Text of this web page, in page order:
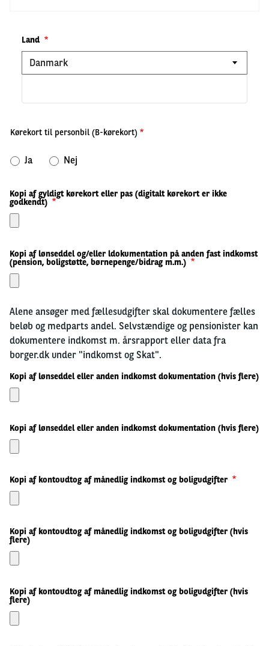
Land
Street
3
Kørekort til personbil (B-kørekort)
Ja Nej
Kopi af gyldigt kørekort eller pas (digitalt kørekort er ikke
godkendt)
Kopi af lønseddel og/eller ldokumentation på anden fast indkomst
(pension, boligstøtte, børnepenge/bidrag m.m.)
Alene ansøger med fællesudgifter skal dokumentere fælles
beløb og medparts andel. Selvstændige og pensionister kan
dokumentere indkomst m. årsrapport eller data fra
borger.dk under "indkomst og Skat".
Kopi af lønseddel eller anden indkomst dokumentation (hvis flere)
Kopi af lønseddel eller anden indkomst dokumentation (hvis flere)
Kopi af kontoudtog af månedlig indkomst og boligudgifter
Kopi af kontoudtog af månedlig indkomst og boligudgifter (hvis
flere)
Kopi af kontoudtog af månedlig indkomst og boligudgifter (hvis
flere)